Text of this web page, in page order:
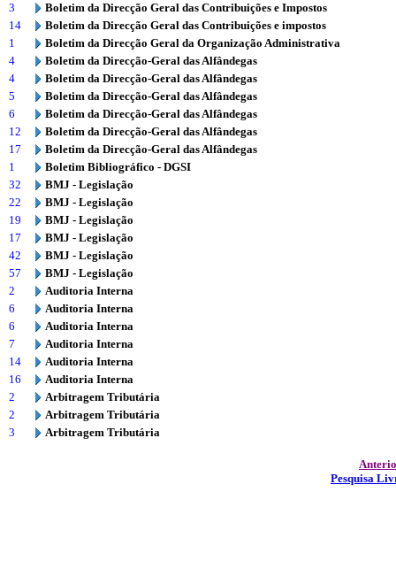
3
Boletim da Direcção Geral das Contribuições e Impostos
14
Boletim da Direcção Geral das Contribuições e impostos
1
Boletim da Direcção Geral da Organização Administrativa
4
Boletim da Direcção-Geral das Alfândegas
4
Boletim da Direcção-Geral das Alfândegas
5
Boletim da Direcção-Geral das Alfândegas
6
Boletim da Direcção-Geral das Alfândegas
12
Boletim da Direcção-Geral das Alfândegas
17
Boletim da Direcção-Geral das Alfândegas
1
Boletim Bibliográfico - DGSI
32
BMJ - Legislação
22
BMJ - Legislação
19
BMJ - Legislação
17
BMJ - Legislação
42
BMJ - Legislação
57
BMJ - Legislação
2
Auditoria Interna
6
Auditoria Interna
6
Auditoria Interna
7
Auditoria Interna
14
Auditoria Interna
16
Auditoria Interna
2
Arbitragem Tributária
2
Arbitragem Tributária
3
Arbitragem Tributária
Pesquisa